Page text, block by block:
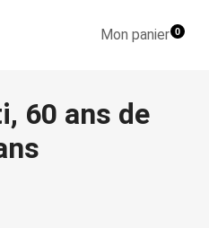
Mon panier0
60 ans de